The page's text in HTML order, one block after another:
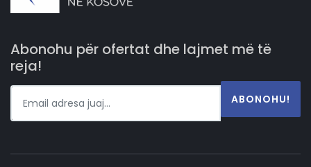
Abonohu për ofertat dhe lajmet më të
reja!
ABONOHU!